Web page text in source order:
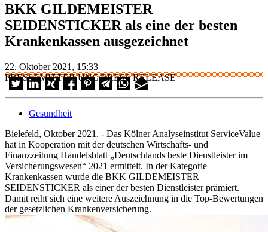
BKK GILDEMEISTER
SEIDENSTICKER als eine der besten
Krankenkassen ausgezeichnet
22. Oktober 2021, 15:33
PRESSEMITTEILUNG/PRESS RELEASE
Gesundheit
Bielefeld, Oktober 2021. - Das Kölner Analyseinstitut ServiceValue
hat in Kooperation mit der deutschen Wirtschafts- und
Finanzzeitung Handelsblatt „Deutschlands beste Dienstleister im
Versicherungswesen“ 2021 ermittelt. In der Kategorie
Krankenkassen wurde die BKK GILDEMEISTER
SEIDENSTICKER als einer der besten Dienstleister prämiert.
Damit reiht sich eine weitere Auszeichnung in die Top-Bewertungen
der gesetzlichen Krankenversicherung.